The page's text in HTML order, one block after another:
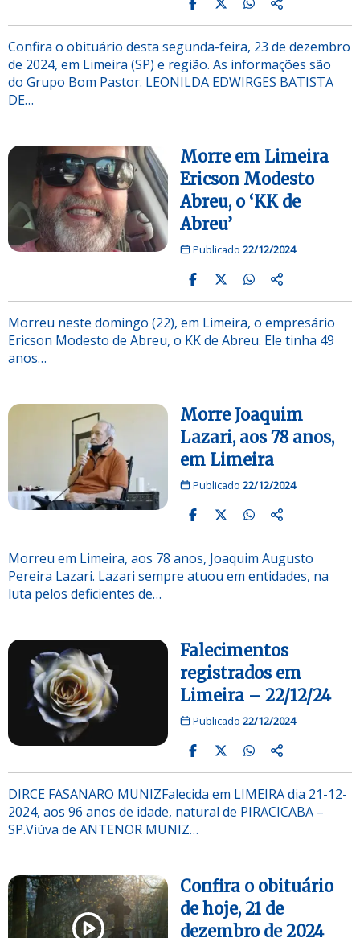
Confira o obituário desta segunda-feira, 23 de dezembro
de 2024, em Limeira (SP) e região. As informações são
do Grupo Bom Pastor. LEONILDA EDWIRGES BATISTA
DE…
Morre em Limeira
Ericson Modesto
Abreu, o ‘KK de
Abreu’
Publicado 22/12/2024
Morreu neste domingo (22), em Limeira, o empresário
Ericson Modesto de Abreu, o KK de Abreu. Ele tinha 49
anos…
Morre Joaquim
Lazari, aos 78 anos,
em Limeira
Publicado 22/12/2024
Morreu em Limeira, aos 78 anos, Joaquim Augusto
Pereira Lazari. Lazari sempre atuou em entidades, na
luta pelos deficientes de…
Falecimentos
registrados em
Limeira – 22/12/24
Publicado 22/12/2024
DIRCE FASANARO MUNIZFalecida em LIMEIRA dia 21-12-
2024, aos 96 anos de idade, natural de PIRACICABA –
SP.Viúva de ANTENOR MUNIZ…
Confira o obituário
de hoje, 21 de
dezembro de 2024